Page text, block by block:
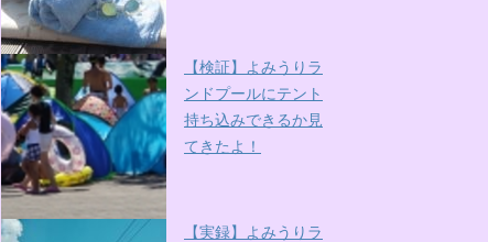
【検証】よみうりラ
ンドプールにテント
持ち込みできるか見
てきたよ！
【実録】よみうりラ